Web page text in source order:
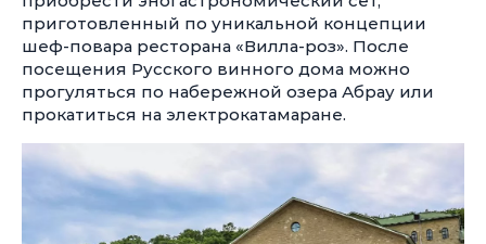
приготовленный по уникальной концепции
шеф-повара ресторана «Вилла-роз». После
посещения Русского винного дома можно
прогуляться по набережной озера Абрау или
прокатиться на электрокатамаране.